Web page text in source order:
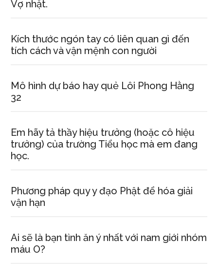
Vợ nhặt.
Kích thước ngón tay có liên quan gì đến
tích cách và vận mệnh con người
Mô hình dự báo hay quẻ Lôi Phong Hằng
32
Em hãy tả thầy hiệu trưởng (hoặc cô hiệu
trưởng) của trường Tiểu học mà em đang
học.
Phương pháp quy y đạo Phật để hóa giải
vận hạn
Ai sẽ là bạn tình ăn ý nhất với nam giới nhóm
máu O?